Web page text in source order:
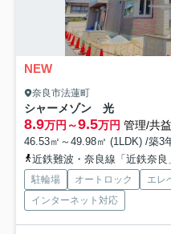
NEW
奈良市法蓮町
シャーメゾン 光
8.9万円～9.5万円 管理/共
46.53㎡～49.98㎡ (1LDK) /築3
近鉄難波・奈良線「近鉄奈
駐輪場 オートロック エレ
インターネット対応